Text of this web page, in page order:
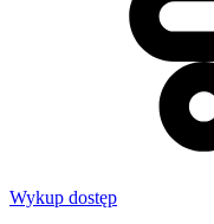
Wykup dostęp